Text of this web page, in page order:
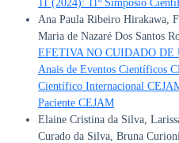
11 (2024): 11º Simpósio
Ana Paula Ribeiro Hirakawa,
Maria de Nazaré Dos Santos
EFETIVA NO CUIDADO DE
Anais de Eventos Científicos
Científico Internacional
Paciente CEJAM
Elaine Cristina da Silva,
Curado da Silva, Bruna